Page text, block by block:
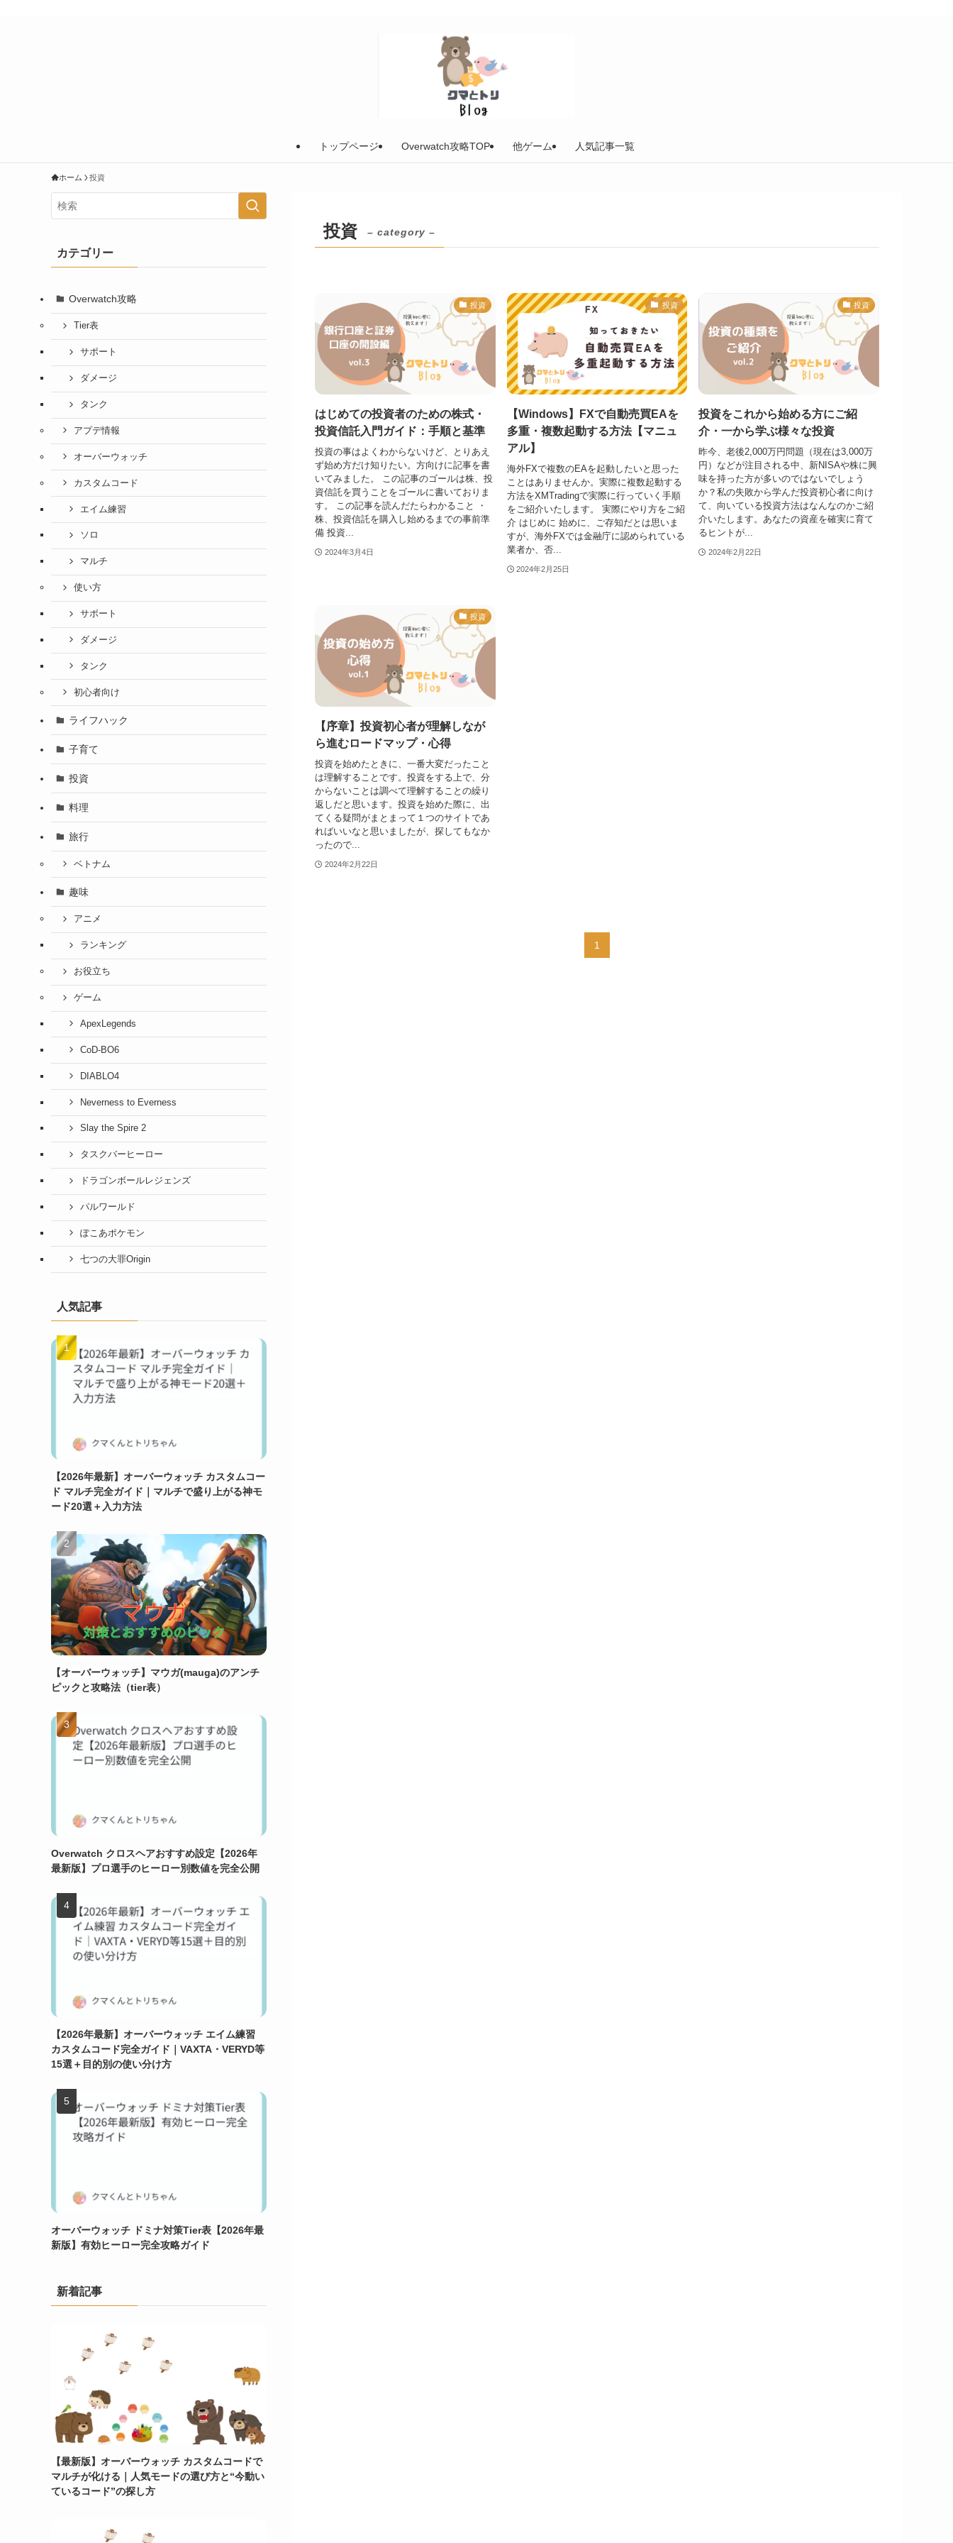
トップページ Overwatch攻略TOP 他ゲーム 人気記事一覧
ホーム 投資
投資 – category –
投資
はじめての投資者のための株式・
投資信託入門ガイド：手順と基準
投資の事はよくわからないけど、とりあえ
ず始め方だけ知りたい。方向けに記事を書
いてみました。 この記事のゴールは株、投
資信託を買うことをゴールに書いておりま
す。 この記事を読んだたらわかること ・
株、投資信託を購入し始めるまでの事前準
備 投資...
2024年3月4日
投資
【Windows】FXで自動売買EAを
多重・複数起動する方法【マニュ
アル】
海外FXで複数のEAを起動したいと思った
ことはありませんか。実際に複数起動する
方法をXMTradingで実際に行っていく手順
をご紹介いたします。 実際にやり方をご紹
介 はじめに 始めに、ご存知だとは思いま
すが、海外FXでは金融庁に認められている
業者か、否...
2024年2月25日
投資
投資をこれから始める方にご紹
介・一から学ぶ様々な投資
昨今、老後2,000万円問題（現在は3,000万
円）などが注目される中、新NISAや株に興
味を持った方が多いのではないでしょう
か？私の失敗から学んだ投資初心者に向け
て、向いている投資方法はなんなのかご紹
介いたします。あなたの資産を確実に育て
るヒントが...
2024年2月22日
投資
【序章】投資初心者が理解しなが
ら進むロードマップ・心得
投資を始めたときに、一番大変だったこと
は理解することです。投資をする上で、分
からないことは調べて理解することの繰り
返しだと思います。投資を始めた際に、出
てくる疑問がまとまって１つのサイトであ
ればいいなと思いましたが、探してもなか
ったので...
2024年2月22日
1
カテゴリー
Overwatch攻略
Tier表
サポート
ダメージ
タンク
アプデ情報
オーバーウォッチ
カスタムコード
エイム練習
ソロ
マルチ
使い方
サポート
ダメージ
タンク
初心者向け
ライフハック
子育て
投資
料理
旅行
ベトナム
趣味
アニメ
ランキング
お役立ち
ゲーム
ApexLegends
CoD-BO6
DIABLO4
Neverness to Everness
Slay the Spire 2
タスクバーヒーロー
ドラゴンボールレジェンズ
パルワールド
ぽこあポケモン
七つの大罪Origin
人気記事
【2026年最新】オーバーウォッチ カスタムコー
ド マルチ完全ガイド｜マルチで盛り上がる神モ
ード20選＋入力方法
【オーバーウォッチ】マウガ(mauga)のアンチ
ピックと攻略法（tier表）
Overwatch クロスヘアおすすめ設定【2026年
最新版】プロ選手のヒーロー別数値を完全公開
【2026年最新】オーバーウォッチ エイム練習
カスタムコード完全ガイド｜VAXTA・VERYD等
15選＋目的別の使い分け方
オーバーウォッチ ドミナ対策Tier表【2026年最
新版】有効ヒーロー完全攻略ガイド
新着記事
【最新版】オーバーウォッチ カスタムコードで
マルチが化ける｜人気モードの選び方と“今動い
ているコード”の探し方